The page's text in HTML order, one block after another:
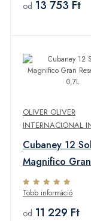
od 13 753 Ft
OLIVER OLIVER
INTERNACIONAL
Cubaney 12
Magnifico Gran
Reserva 38%
Több információ
od 11 229 Ft